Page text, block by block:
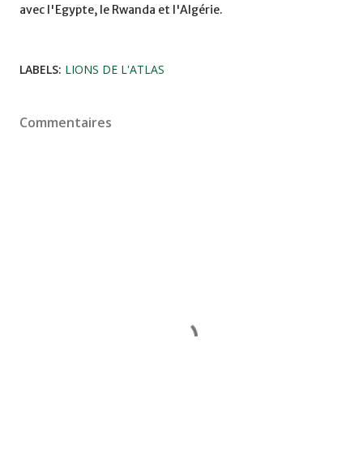
avec l'Egypte, le Rwanda et l'Algérie.
LABELS: LIONS DE L'ATLAS
Commentaires